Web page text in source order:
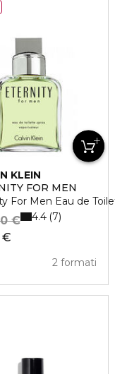
KLEIN
FOR MEN
For Men Eau de
€
€
2 formati
4.4 7